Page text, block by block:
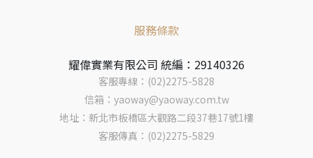
服務條款
耀偉實業有限公司 統編：29140326
客服專線：(02)2275-5828
信箱：yaoway@yaoway.com.tw
地址：新北市板橋區大觀路二段37巷17號1樓
客服傳真：(02)2275-5829